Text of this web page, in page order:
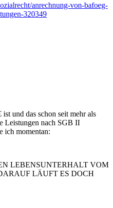
anrechnung-von-bafoeg-
320349
und das schon seit mehr als
Leistungen nach SGB II
ich momentan:
LEBENSUNTERHALT VOM
LÄUFT ES DOCH